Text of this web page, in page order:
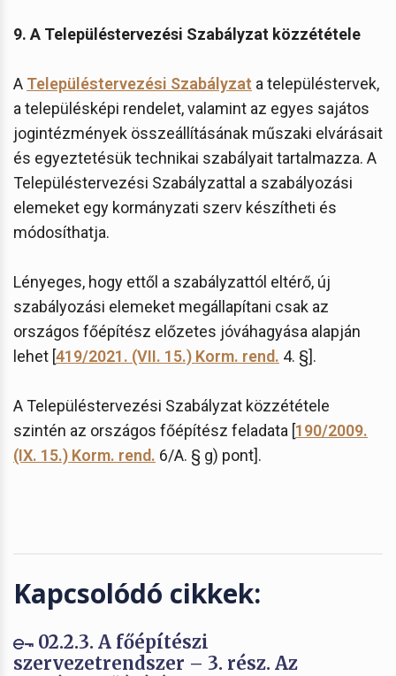
9. A Településtervezési Szabályzat közzététele
A Településtervezési Szabályzat a településtervek,
a településképi rendelet, valamint az egyes sajátos
jogintézmények összeállításának műszaki elvárásait
és egyeztetésük technikai szabályait tartalmazza. A
Településtervezési Szabályzattal a szabályozási
elemeket egy kormányzati szerv készítheti és
módosíthatja.
Lényeges, hogy ettől a szabályzattól eltérő, új
szabályozási elemeket megállapítani csak az
országos főépítész előzetes jóváhagyása alapján
lehet [419/2021. (VII. 15.) Korm. rend. 4. §].
A Településtervezési Szabályzat közzététele
szintén az országos főépítész feladata [190/2009.
(IX. 15.) Korm. rend. 6/A. § g) pont].
Kapcsolódó cikkek:
02.2.3. A főépítészi
szervezetrendszer – 3. rész. Az